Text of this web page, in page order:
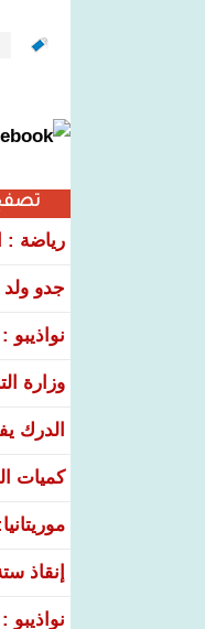
رياضة :
جدو
وزارة
الدرك
كميات
إنقاذ
نواذيبو